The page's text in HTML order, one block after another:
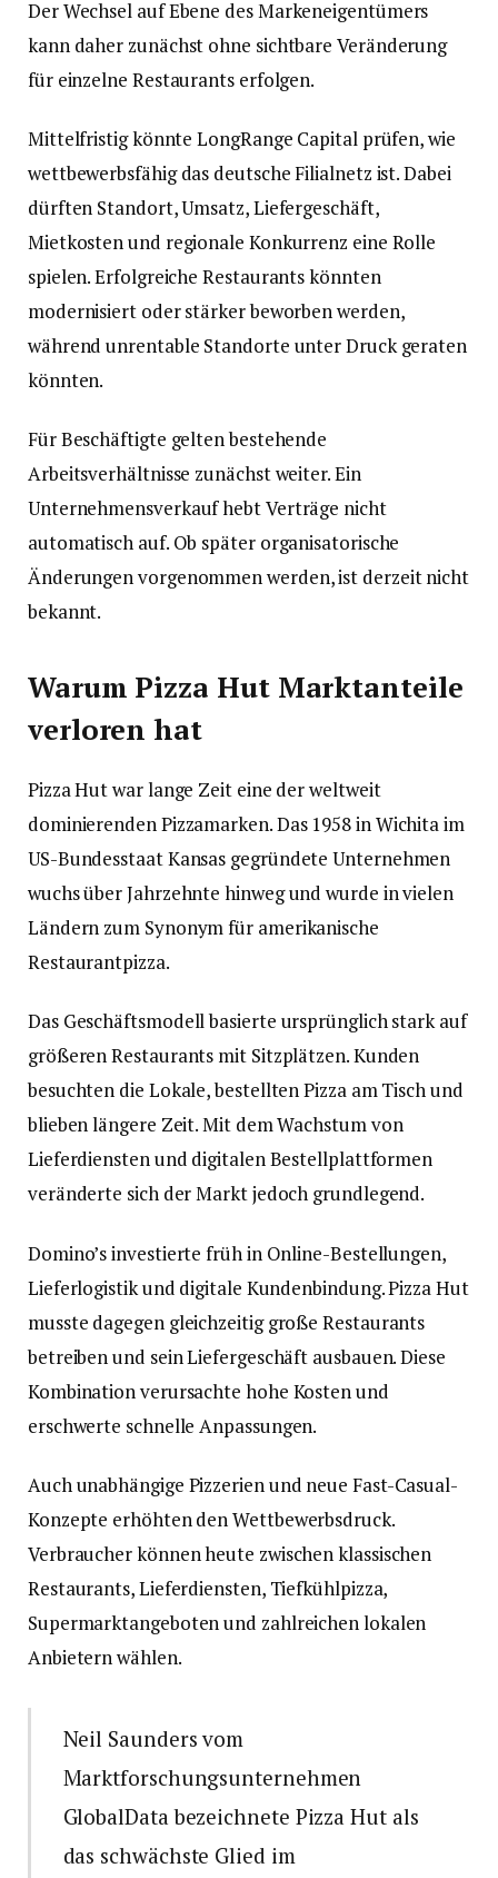
Der Wechsel auf Ebene des Markeneigentümers
kann daher zunächst ohne sichtbare Veränderung
für einzelne Restaurants erfolgen.
Mittelfristig könnte LongRange Capital prüfen, wie
wettbewerbsfähig das deutsche Filialnetz ist. Dabei
dürften Standort, Umsatz, Liefergeschäft,
Mietkosten und regionale Konkurrenz eine Rolle
spielen. Erfolgreiche Restaurants könnten
modernisiert oder stärker beworben werden,
während unrentable Standorte unter Druck geraten
könnten.
Für Beschäftigte gelten bestehende
Arbeitsverhältnisse zunächst weiter. Ein
Unternehmensverkauf hebt Verträge nicht
automatisch auf. Ob später organisatorische
Änderungen vorgenommen werden, ist derzeit nicht
bekannt.
Warum Pizza Hut Marktanteile
verloren hat
Pizza Hut war lange Zeit eine der weltweit
dominierenden Pizzamarken. Das 1958 in Wichita im
US-Bundesstaat Kansas gegründete Unternehmen
wuchs über Jahrzehnte hinweg und wurde in vielen
Ländern zum Synonym für amerikanische
Restaurantpizza.
Das Geschäftsmodell basierte ursprünglich stark auf
größeren Restaurants mit Sitzplätzen. Kunden
besuchten die Lokale, bestellten Pizza am Tisch und
blieben längere Zeit. Mit dem Wachstum von
Lieferdiensten und digitalen Bestellplattformen
veränderte sich der Markt jedoch grundlegend.
Domino’s investierte früh in Online-Bestellungen,
Lieferlogistik und digitale Kundenbindung. Pizza Hut
musste dagegen gleichzeitig große Restaurants
betreiben und sein Liefergeschäft ausbauen. Diese
Kombination verursachte hohe Kosten und
erschwerte schnelle Anpassungen.
Auch unabhängige Pizzerien und neue Fast-Casual-
Konzepte erhöhten den Wettbewerbsdruck.
Verbraucher können heute zwischen klassischen
Restaurants, Lieferdiensten, Tiefkühlpizza,
Supermarktangeboten und zahlreichen lokalen
Anbietern wählen.
Neil Saunders vom
Marktforschungsunternehmen
GlobalData bezeichnete Pizza Hut als
das schwächste Glied im